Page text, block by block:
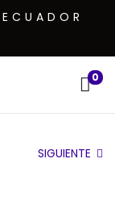
0
SIGUIENTE